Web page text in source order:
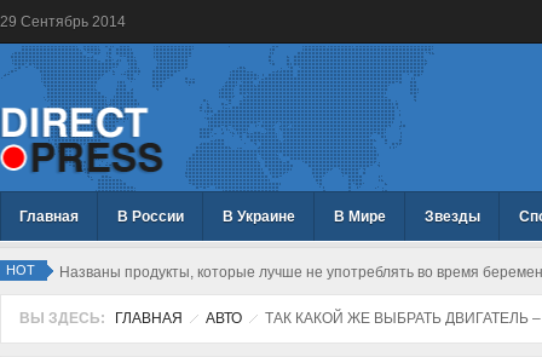
29 Сентябрь 2014
Главная В России В Украине В Мире Звезды
HOT Названы продукты, которые лучше не употреблять во время
ВЫ ЗДЕСЬ: ГЛАВНАЯ АВТО ТАК КАКОЙ ЖЕ ВЫБРАТЬ